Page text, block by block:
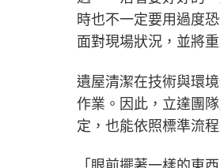
時也不一定要用過度
面對現場狀況，並將
遺屋清潔在技術與環
作業。因此，立達團
定，也能依照標準流